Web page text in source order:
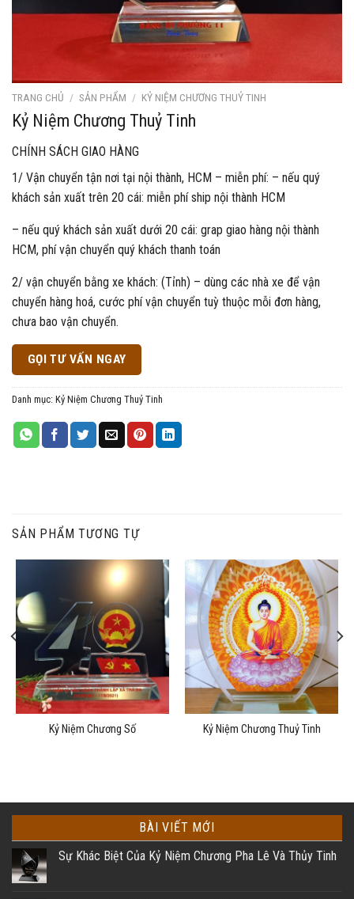
TRANG CHỦ / SẢN PHẨM / KỶ NIỆM CHƯƠNG THUỶ TINH
Kỷ Niệm Chương Thuỷ Tinh
CHÍNH SÁCH GIAO HÀNG
1/ Vận chuyển tận nơi tại nội thành, HCM – miễn phí: – nếu quý
khách sản xuất trên 20 cái: miễn phí ship nội thành HCM
– nếu quý khách sản xuất dưới 20 cái: grap giao hàng nội thành
HCM, phí vận chuyển quý khách thanh toán
2/ vận chuyển bằng xe khách: (Tỉnh) – dùng các nhà xe để vận
chuyển hàng hoá, cước phí vận chuyển tuỳ thuộc mỗi đơn hàng,
chưa bao vận chuyển.
GỌI TƯ VẤN NGAY
Danh mục: Kỷ Niệm Chương Thuỷ Tinh
SẢN PHẨM TƯƠNG TỰ
Kỷ Niệm Chương Số Kỷ Niệm Chương Thuỷ Tinh
BÀI VIẾT MỚI
Sự Khác Biệt Của Kỷ Niệm Chương Pha Lê Và Thủy Tinh